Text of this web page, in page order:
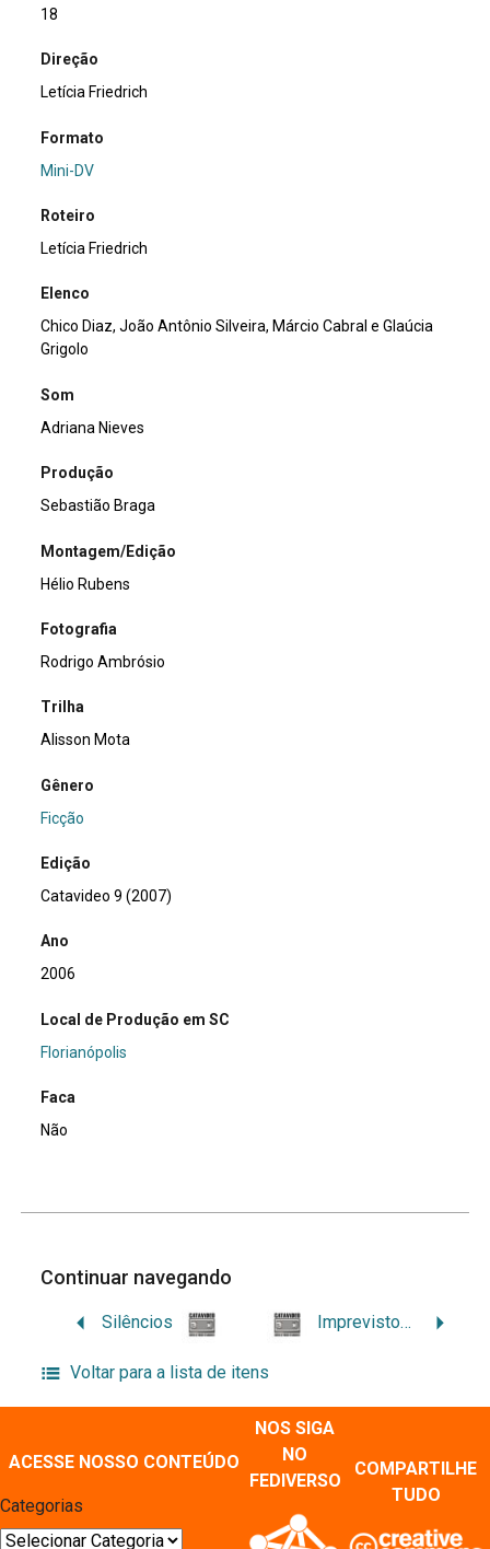
18
Direção
Letícia Friedrich
Formato
Mini-DV
Roteiro
Letícia Friedrich
Elenco
Chico Diaz, João Antônio Silveira, Márcio Cabral e Glaúcia
Grigolo
Som
Adriana Nieves
Produção
Sebastião Braga
Montagem/Edição
Hélio Rubens
Fotografia
Rodrigo Ambrósio
Trilha
Alisson Mota
Gênero
Ficção
Edição
Catavideo 9 (2007)
Ano
2006
Local de Produção em SC
Florianópolis
Faca
Não
Continuar navegando
Silêncios Imprevistos em nossas vidas…um pedacinho da minha
Voltar para a lista de itens
ACESSE NOSSO CONTEÚDO
Categorias
NOS SIGA
NO
FEDIVERSO
COMPARTILHE
TUDO